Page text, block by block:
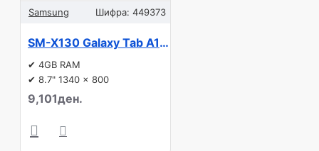
Samsung Шифра: 449373
SM-X130 Galaxy Tab A11 Wi-Fi
✔ 4GB RAM
✔ 8.7" 1340 x 800
9,101ден.